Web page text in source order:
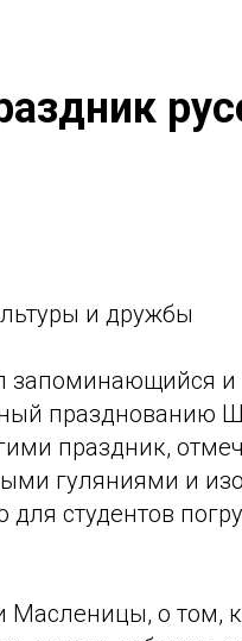
и дружбы
запоминающийся и
празднованию
праздник,
гуляниями и
студентов
Масленицы, о том,